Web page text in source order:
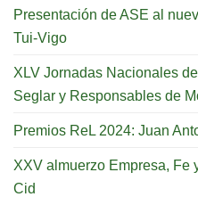
Presentación de ASE al
Tui-Vigo
XLV Jornadas Nacionales
Seglar y Responsables de
Premios ReL 2024: Juan
XXV almuerzo Empresa, Fe
Cid